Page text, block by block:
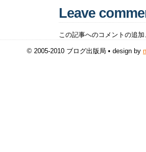
Leave
この記事へのコメントの追
© 2005-2010 ブログ出版局 • design by